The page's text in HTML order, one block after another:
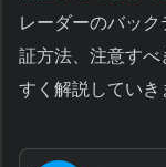
レーダーのバッ
証方法、注意す
すく解説していき